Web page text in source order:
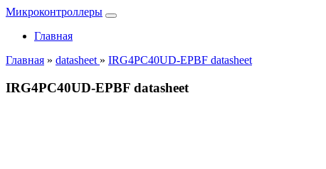
Микроконтроллеры
Главная
Главная » datasheet » IRG4PC40UD-EPBF datasheet
IRG4PC40UD-EPBF datasheet